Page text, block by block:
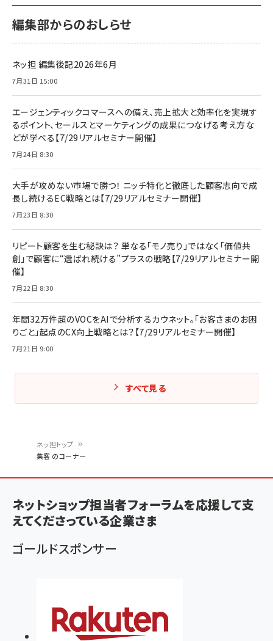
く
ず
ネッ担トップ
集客 のコーナー
編集部からのおしらせ
ネッ担 編集後記2026年6月
7月31日 15:00
エージェンティックコマースへの備え、売上拡大と効率化を実現す
るポイント、セールスとマーケティングの成果につなげる考え方な
どが学べる【7/29リアルセミナー開催】
7月24日 8:30
大手が攻めない市場で勝つ！ ニッチ特化と徹底した顧客志向で成
長し続けるEC戦略とは【7/29リアルセミナー開催】
7月23日 8:30
リピート顧客を生む秘訣は？ 単なる「モノ売り」ではなく「価値共
創」で顧客に“選ばれ続ける”プラスの戦略【7/29リアルセミナー開
催】
7月22日 8:30
年間32万件超のVOCをAIで分析するカウネット。「お客さまのお困
りごと」起点のCX向上戦略とは？【7/29リアルセミナー開催】
7月21日 9:00
すべて見る
ネットショップ担当者フォーラムを応援して支
えてくださっている企業さま
ゴールドスポンサー